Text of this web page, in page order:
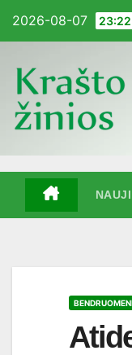
2026-08-07 23:22